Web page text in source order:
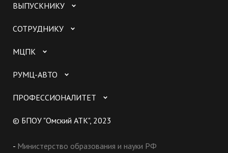
ВЫПУСКНИКУ
СОТРУДНИКУ
МЦПК
РУМЦ-АВТО
ПРОФЕССИОНАЛИТЕТ
© БПОУ "Омский АТК", 2023
- Министерство образования и науки РФ